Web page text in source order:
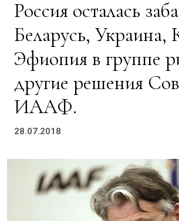
Россия осталась забаненной,
Беларусь, Украина,
Эфиопия в группе
другие решения
ИААФ.
28.07.2018